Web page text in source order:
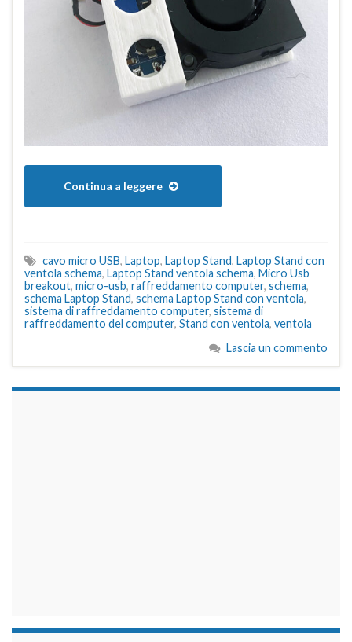
Continua a leggere
cavo micro USB, Laptop, Laptop Stand, Laptop Stand con
ventola schema, Laptop Stand ventola schema, Micro Usb
breakout, micro-usb, raffreddamento computer, schema,
schema Laptop Stand, schema Laptop Stand con ventola,
sistema di raffreddamento computer, sistema di
raffreddamento del computer, Stand con ventola, ventola
Lascia un commento